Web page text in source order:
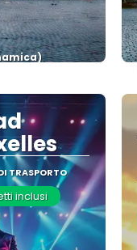
TRASPORTO
inclusi